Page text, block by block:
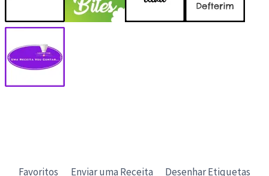
Favoritos Enviar uma Receita
Desenhar Etiquetas